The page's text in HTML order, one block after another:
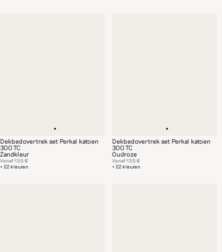
Dekbedovertrek set Perkal katoen
300 TC
Zandkleur
+ 22 kleuren
Vanaf135 €
Dekbedovertrek set Perkal katoen
300 TC
Oudroze
+ 22 kleuren
Vanaf135 €